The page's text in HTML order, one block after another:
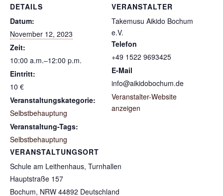
DETAILS
Datum:
November 12, 2023
Zeit:
10:00 a.m.‒12:00 p.m.
Eintritt:
10 €
Veranstaltungskategorie:
Selbstbehauptung
Veranstaltung-Tags:
Selbstbehauptung
VERANSTALTUNGSORT
Schule am Leithenhaus, Turnhallen
Hauptstraße 157
Bochum, NRW 44892 Deutschland
VERANSTALTER
Takemusu Aikido Bochum
e.V.
Telefon
+49 1522 9693425
E-Mail
info@aikidobochum.de
Veranstalter-Website
anzeigen